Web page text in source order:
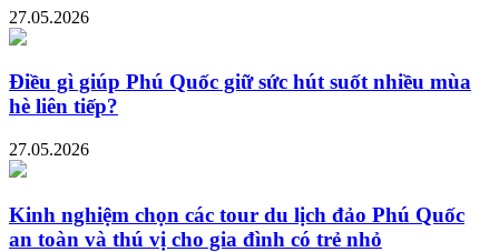
27.05.2026
Điều gì giúp Phú Quốc giữ sức hút suốt nhiều mùa
hè liên tiếp?
27.05.2026
Kinh nghiệm chọn các tour du lịch đảo Phú Quốc
an toàn và thú vị cho gia đình có trẻ nhỏ